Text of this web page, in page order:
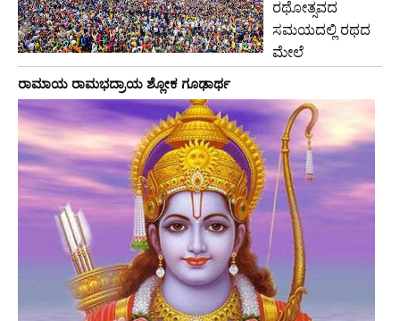
ರಥೋತ್ಸವದ
ಸಮಯದಲ್ಲಿ ರಥದ
ಮೇಲೆ
ರಾಮಾಯ ರಾಮಭದ್ರಾಯ ಶ್ಲೋಕ ಗೂಢಾರ್ಥ